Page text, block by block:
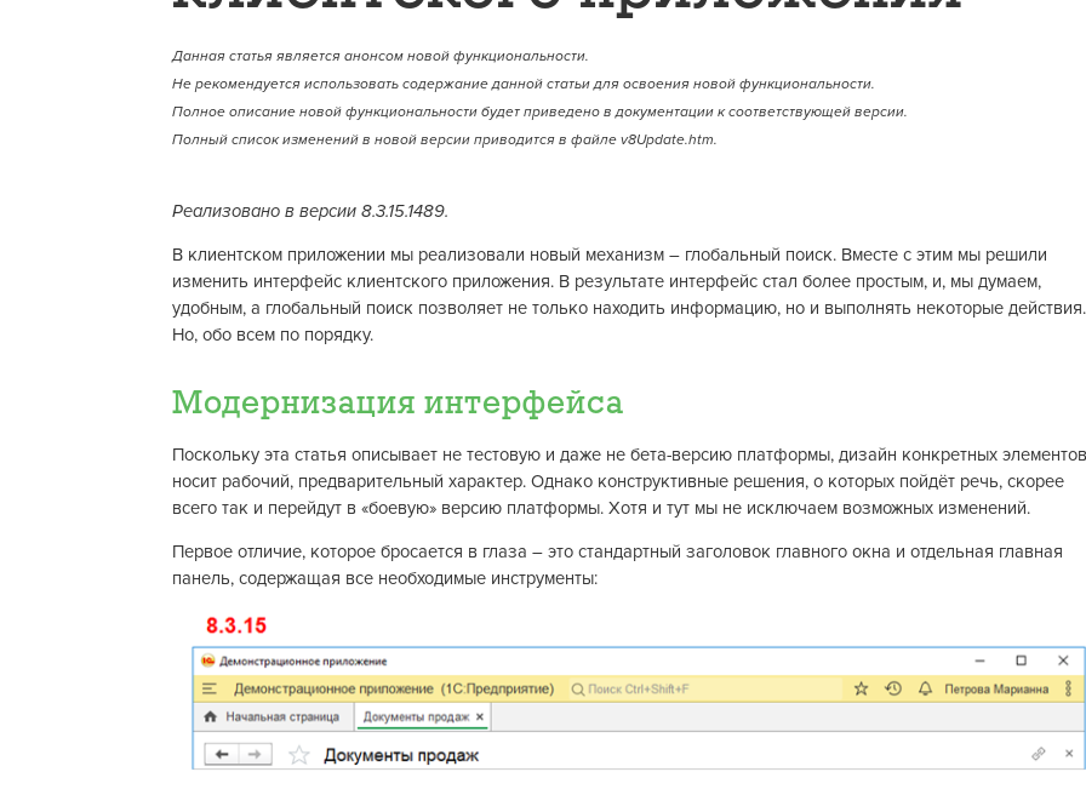
Данная статья является анонсом новой функциональности.
Не рекомендуется использовать содержание данной статьи для освоения новой функциональности.
Полное описание новой функциональности будет приведено в документации к соответствующей версии.
Полный список изменений в новой версии приводится в файле v8Update.htm.
Реализовано в версии 8.3.15.1489.
В клиентском приложении мы реализовали новый механизм – глобальный поиск. Вместе с этим мы решили
изменить интерфейс клиентского приложения. В результате интерфейс стал более простым, и, мы думаем,
удобным, а глобальный поиск позволяет не только находить информацию, но и выполнять некоторые действия.
Но, обо всем по порядку.
Модернизация интерфейса
Поскольку эта статья описывает не тестовую и даже не бета-версию платформы, дизайн конкретных элементов
носит рабочий, предварительный характер. Однако конструктивные решения, о которых пойдёт речь, скорее
всего так и перейдут в «боевую» версию платформы. Хотя и тут мы не исключаем возможных изменений.
Первое отличие, которое бросается в глаза – это стандартный заголовок главного окна и отдельная главная
панель, содержащая все необходимые инструменты: